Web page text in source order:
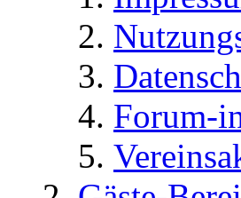
Forum-